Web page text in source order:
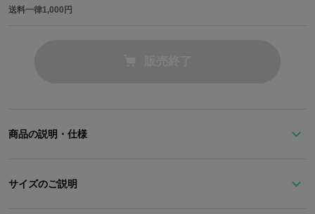
送料一律1,000円
商品の説明・仕様
ップ。
サイズのご説明